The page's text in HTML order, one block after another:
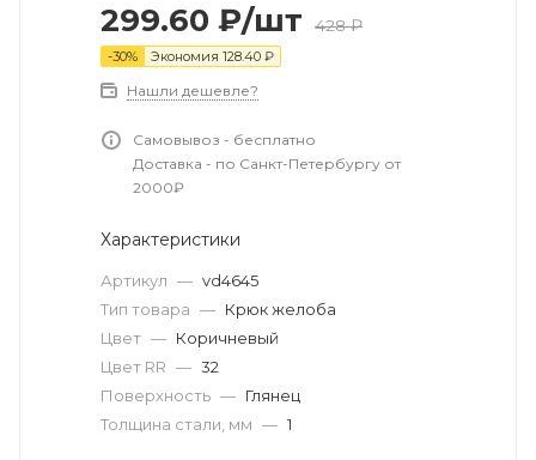
299.60 ₽/шт 428₽
-30% Экономия 128.40 ₽
Нашли дешевле?
Самовывоз - бесплатно
Доставка - по Санкт-Петербургу от
2000₽
Характеристики
Артикул — vd4645
Тип товара — Крюк желоба
Цвет — Коричневый
Цвет RR — 32
Поверхность — Глянец
Толщина стали, мм — 1